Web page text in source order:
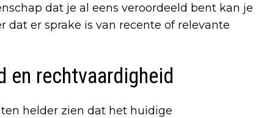
dat je al eens veroordeeld bent kan je
er sprake is van recente of relevante
en rechtvaardigheid
helder zien dat het huidige